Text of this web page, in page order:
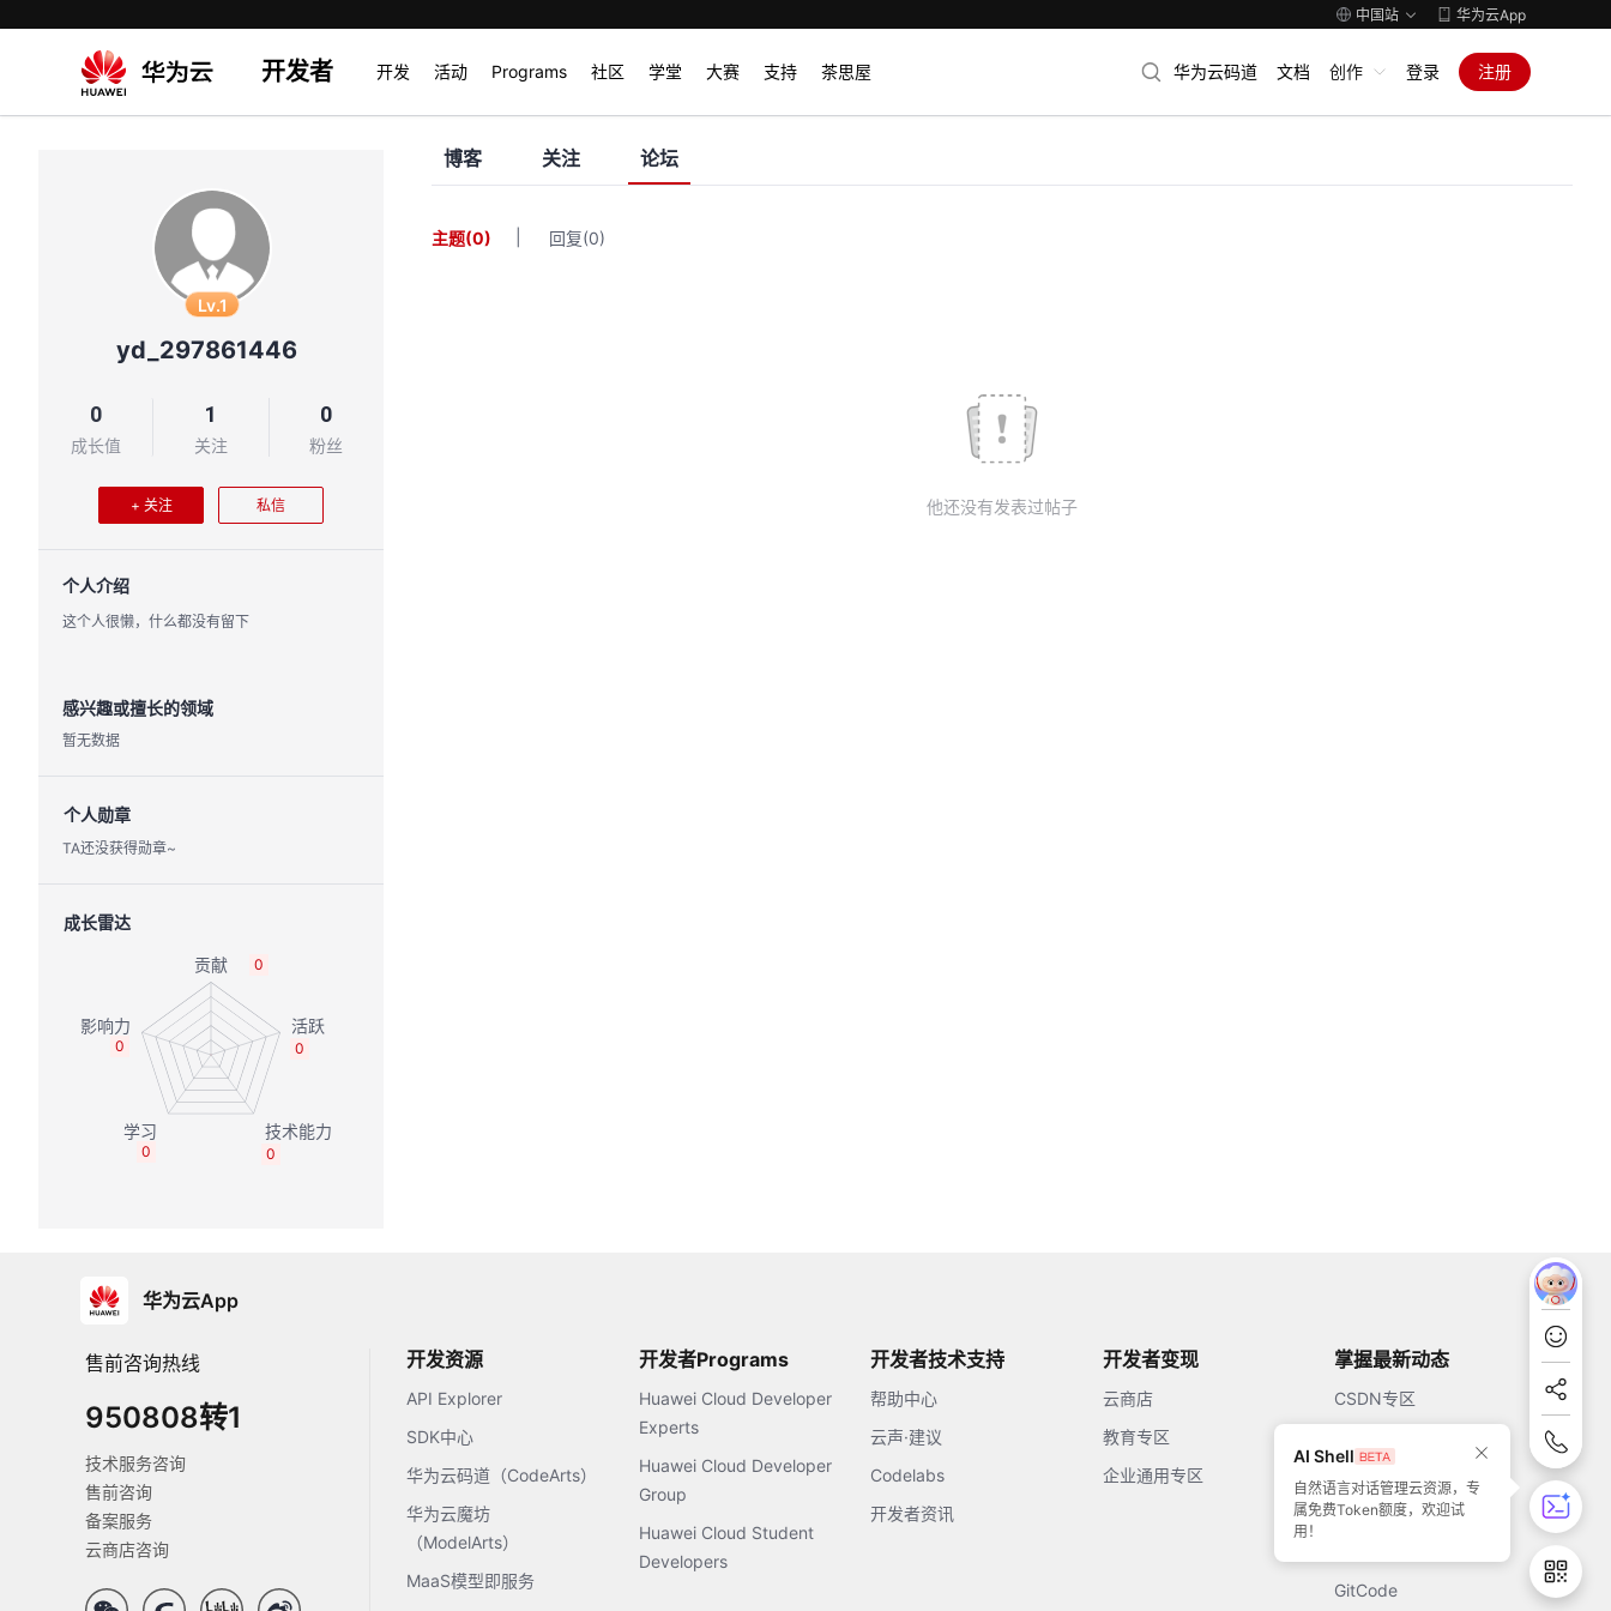
中国站 华为云App
开发者 开发 活动 Programs 社区 学堂 大赛 支持 茶思屋 华为云码道 文档 创作 登录 注册
Lv.1
yd_297861446
0
成长值
1
关注
0
粉丝
+ 关注 私信
个人介绍
这个人很懒，什么都没有留下
感兴趣或擅长的领域
暂无数据
个人勋章
TA还没获得勋章~
成长雷达
0
0
0
0
0
博客 关注 论坛
主题(0) 回复(0)
他还没有发表过帖子
华为云App
售前咨询热线
950808转1
技术服务咨询
售前咨询
备案服务
云商店咨询
开发资源
API Explorer
SDK中心
华为云码道（CodeArts）
华为云魔坊
（ModelArts）
MaaS模型即服务
开发者Programs
Huawei Cloud Developer
Experts
Huawei Cloud Developer
Group
Huawei Cloud Student
Developers
开发者技术支持
帮助中心
云声·建议
Codelabs
开发者资讯
开发者变现
云商店
教育专区
企业通用专区
掌握最新动态
CSDN专区
51CTO
GitCode
AI Shell
自然语言对话管理云资源，专
属免费Token额度，欢迎试
用！